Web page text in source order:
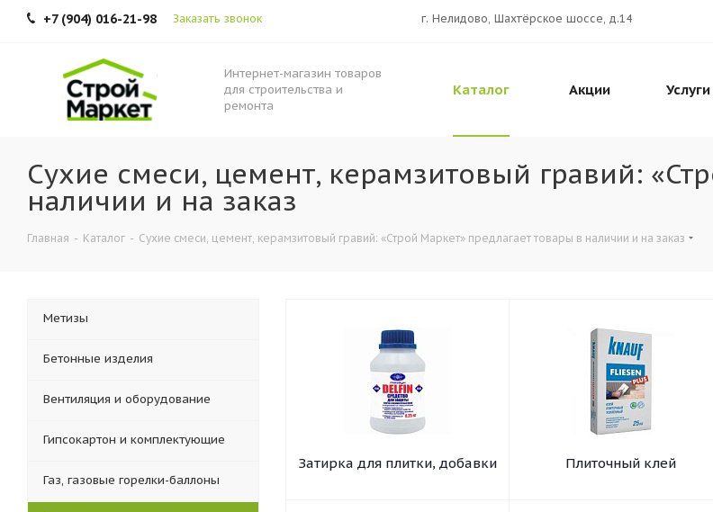
+7 (904) 016-21-98 Заказать звонок г. Нелидово, Шахтёрское шоссе, д.14
Интернет-магазин товаров
для строительства и
ремонта
Каталог Акции Услуги
Сухие смеси, цемент, керамзитовый гравий:
наличии и на заказ
Главная - Каталог - Сухие смеси, цемент, керамзитовый гравий: «Строй Маркет» предлагает товары в наличии и на заказ
Затирка для плитки, добавки Плиточный клей
Метизы
Бетонные изделия
Вентиляция и оборудование
Гипсокартон и комплектующие
Газ, газовые горелки-баллоны